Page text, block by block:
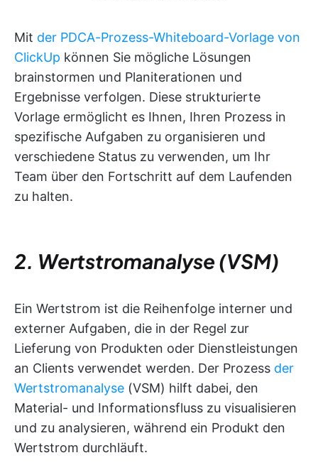
Mit der PDCA-Prozess-Whiteboard-Vorlage von
ClickUp können Sie mögliche Lösungen
brainstormen und Planiterationen und
Ergebnisse verfolgen. Diese strukturierte
Vorlage ermöglicht es Ihnen, Ihren Prozess in
spezifische Aufgaben zu organisieren und
verschiedene Status zu verwenden, um Ihr
Team über den Fortschritt auf dem Laufenden
zu halten.
2. Wertstromanalyse (VSM)
Ein Wertstrom ist die Reihenfolge interner und
externer Aufgaben, die in der Regel zur
Lieferung von Produkten oder Dienstleistungen
an Clients verwendet werden. Der Prozess der
Wertstromanalyse (VSM) hilft dabei, den
Material- und Informationsfluss zu visualisieren
und zu analysieren, während ein Produkt den
Wertstrom durchläuft.